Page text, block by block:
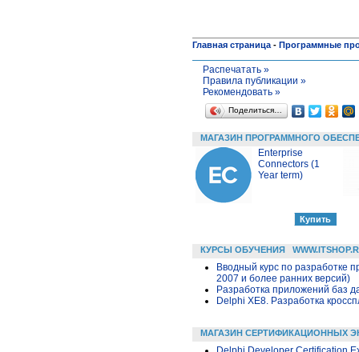
Главная страница - Программные
Распечатать »
Правила публикации »
Рекомендовать »
Поделиться…
МАГАЗИН ПРОГРАММНОГО
Enterprise
Connectors (1
Year term)
КУРСЫ ОБУЧЕНИЯ
Вводный курс по разработке
2007 и более ранних версий)
Разработка приложений баз
Delphi XE8. Разработка
МАГАЗИН СЕРТИФИКАЦИОННЫХ